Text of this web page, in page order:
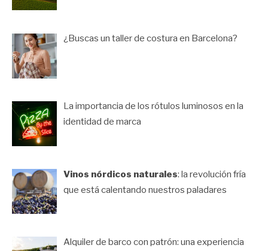
¿Buscas un taller de costura en Barcelona?
La importancia de los rótulos luminosos en la
identidad de marca
Vinos nórdicos naturales: la revolución fría
que está calentando nuestros paladares
Alquiler de barco con patrón: una experiencia